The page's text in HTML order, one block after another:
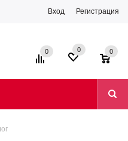
Вход Регистрация
0 0 0